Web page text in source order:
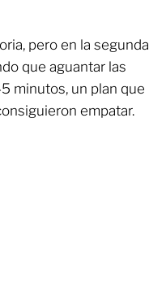
pero en la segunda
que aguantar las
minutos, un plan que
empatar.